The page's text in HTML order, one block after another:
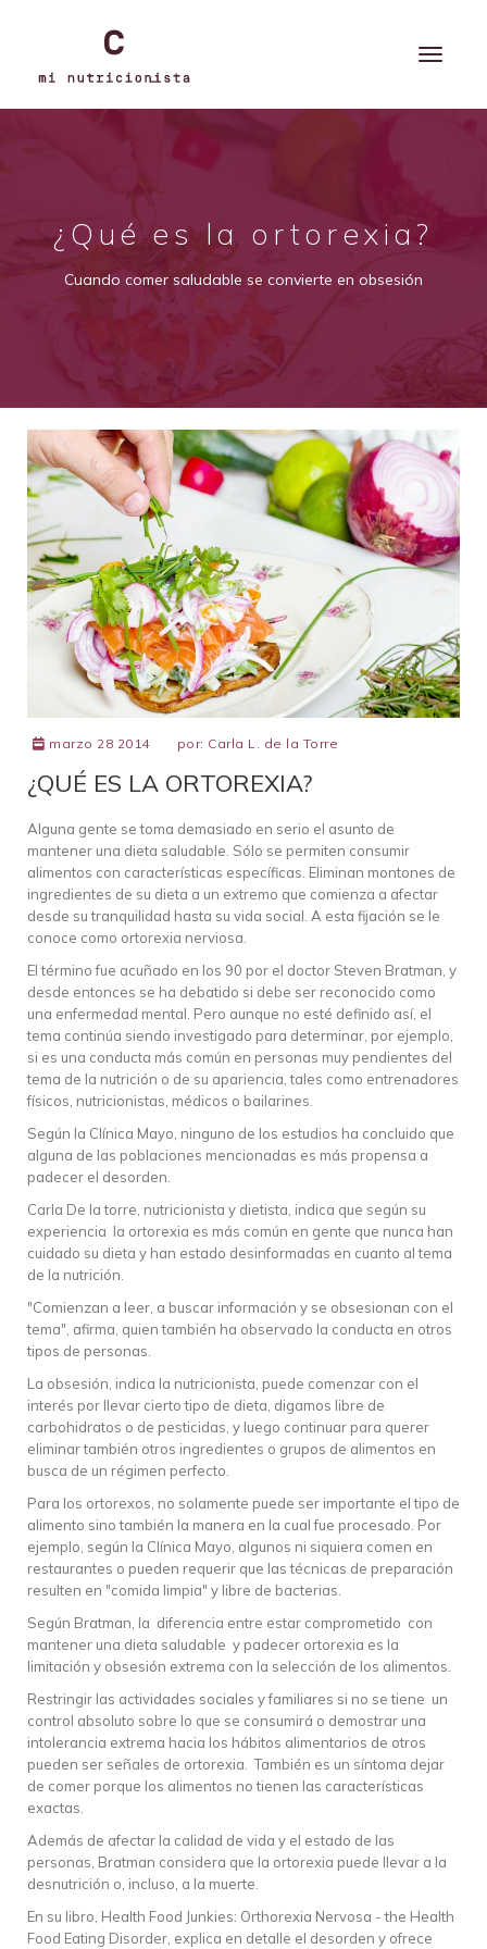
¿Qué es la ortorexia?
Cuando comer saludable se convierte en obsesión
marzo 28 2014 por: Carla L. de la Torre
¿QUÉ ES LA ORTOREXIA?
Alguna gente se toma demasiado en serio el asunto de
mantener una dieta saludable. Sólo se permiten consumir
alimentos con características específicas. Eliminan montones de
ingredientes de su dieta a un extremo que comienza a afectar
desde su tranquilidad hasta su vida social. A esta fijación se le
conoce como ortorexia nerviosa.
El término fue acuñado en los 90 por el doctor Steven Bratman, y
desde entonces se ha debatido si debe ser reconocido como
una enfermedad mental. Pero aunque no esté definido así, el
tema continúa siendo investigado para determinar, por ejemplo,
si es una conducta más común en personas muy pendientes del
tema de la nutrición o de su apariencia, tales como entrenadores
físicos, nutricionistas, médicos o bailarines.
Según la Clínica Mayo, ninguno de los estudios ha concluido que
alguna de las poblaciones mencionadas es más propensa a
padecer el desorden.
Carla De la torre, nutricionista y dietista, indica que según su
experiencia la ortorexia es más común en gente que nunca han
cuidado su dieta y han estado desinformadas en cuanto al tema
de la nutrición.
"Comienzan a leer, a buscar información y se obsesionan con el
tema", afirma, quien también ha observado la conducta en otros
tipos de personas.
La obsesión, indica la nutricionista, puede comenzar con el
interés por llevar cierto tipo de dieta, digamos libre de
carbohidratos o de pesticidas, y luego continuar para querer
eliminar también otros ingredientes o grupos de alimentos en
busca de un régimen perfecto.
Para los ortorexos, no solamente puede ser importante el tipo de
alimento sino también la manera en la cual fue procesado. Por
ejemplo, según la Clínica Mayo, algunos ni siquiera comen en
restaurantes o pueden requerir que las técnicas de preparación
resulten en "comida limpia" y libre de bacterias.
Según Bratman, la diferencia entre estar comprometido con
mantener una dieta saludable y padecer ortorexia es la
limitación y obsesión extrema con la selección de los alimentos.
Restringir las actividades sociales y familiares si no se tiene un
control absoluto sobre lo que se consumirá o demostrar una
intolerancia extrema hacia los hábitos alimentarios de otros
pueden ser señales de ortorexia. También es un síntoma dejar
de comer porque los alimentos no tienen las características
exactas.
Además de afectar la calidad de vida y el estado de las
personas, Bratman considera que la ortorexia puede llevar a la
desnutrición o, incluso, a la muerte.
En su libro, Health Food Junkies: Orthorexia Nervosa - the Health
Food Eating Disorder, explica en detalle el desorden y ofrece